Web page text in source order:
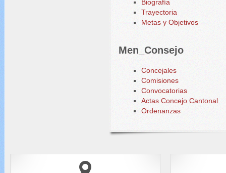
Biografía
Trayectoria
Metas y Objetivos
Men_Consejo
Concejales
Comisiones
Convocatorias
Actas Concejo Cantonal
Ordenanzas